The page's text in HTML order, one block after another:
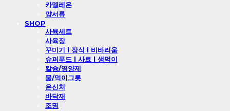
카멜레온
양서류
SHOP
사육세트
사육장
꾸미기 l 장식 l 비바리움
슈퍼푸드 l 사료 l 생먹이
칼슘/영양제
물/먹이그릇
은신처
바닥재
조명